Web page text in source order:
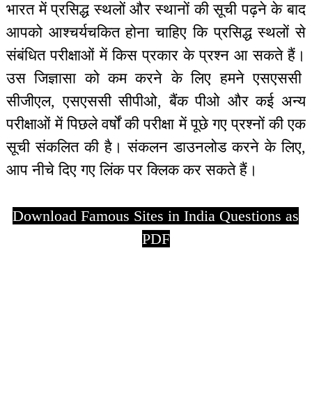
भारत में प्रसिद्ध स्थलों और स्थानों की सूची पढ़ने के बाद
आपको आश्चर्यचकित होना चाहिए कि प्रसिद्ध स्थलों से
संबंधित परीक्षाओं में किस प्रकार के प्रश्न आ सकते हैं।
उस जिज्ञासा को कम करने के लिए हमने एसएससी
सीजीएल, एसएससी सीपीओ, बैंक पीओ और कई अन्य
परीक्षाओं में पिछले वर्षों की परीक्षा में पूछे गए प्रश्नों की एक
सूची संकलित की है। संकलन डाउनलोड करने के लिए,
आप नीचे दिए गए लिंक पर क्लिक कर सकते हैं।
Download Famous Sites in India Questions as
PDF